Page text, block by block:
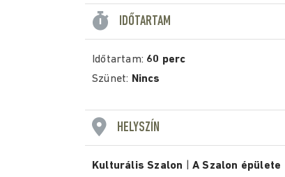
IDŐTARTAM
Időtartam: 60 perc
Szünet: Nincs
HELYSZÍN
Kulturális Szalon |A Szalon épülete